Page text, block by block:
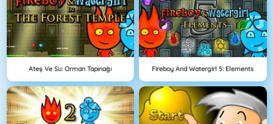
Ateş Ve Su: Orman Tapınağı Fireboy And Watergirl 5: Elements